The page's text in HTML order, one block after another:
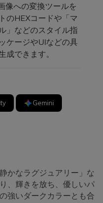
像への変換ツールを
のHEXコードや「マ
」などのスタイル指
ケージやUIなどの具
成できます。
Gemini
かなラグジュアリー」な
、輝きを放ち、優しいパ
強いダークカラーとも合